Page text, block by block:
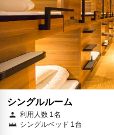
シングルルーム
利用人数 1名
シングルベッド 1台